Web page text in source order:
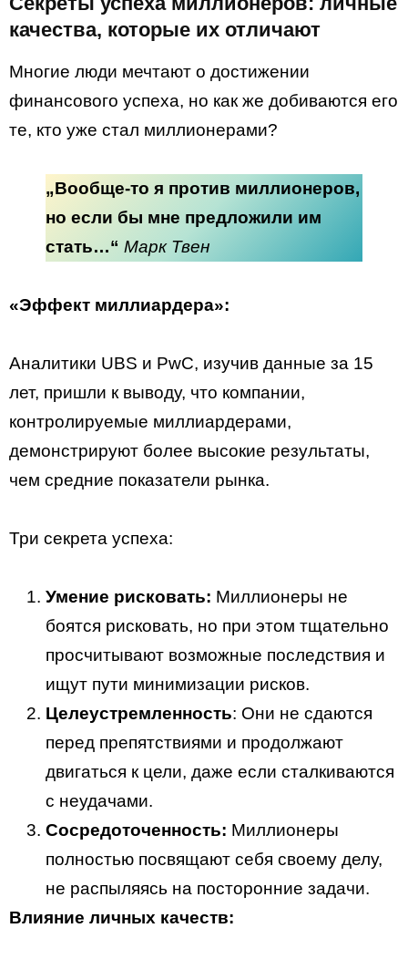
качества, которые их отличают
Многие люди мечтают о достижении
финансового успеха, но как же добиваются его
те, кто уже стал миллионерами?
„Вообще-то я против миллионеров,
но если бы мне предложили им
стать…“ Марк Твен
«Эффект миллиардера»:
Аналитики UBS и PwC, изучив данные за 15
лет, пришли к выводу, что компании,
контролируемые миллиардерами,
демонстрируют более высокие результаты,
чем средние показатели рынка.
Три секрета успеха:
Умение рисковать: Миллионеры не
боятся рисковать, но при этом тщательно
просчитывают возможные последствия и
ищут пути минимизации рисков.
Целеустремленность: Они не сдаются
перед препятствиями и продолжают
двигаться к цели, даже если сталкиваются
с неудачами.
Сосредоточенность: Миллионеры
полностью посвящают себя своему делу,
не распыляясь на посторонние задачи.
Влияние личных качеств: